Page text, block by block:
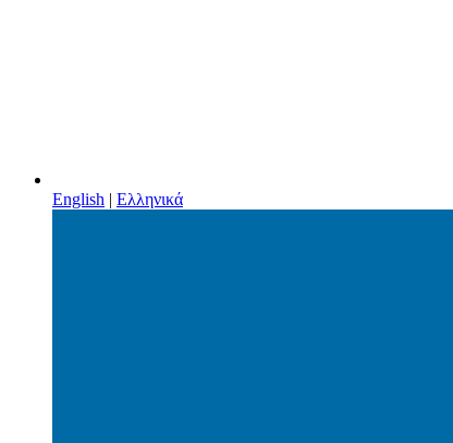
English | Ελληνικά